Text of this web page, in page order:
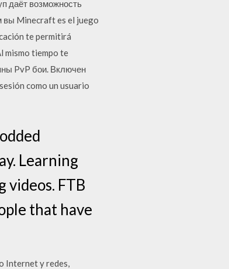
даёт возможность
вы Minecraft es el juego
te permitirá
mismo tiempo te
PvP бои. Включен
como un usuario
Learning
videos. FTB
that have
Internet y redes,